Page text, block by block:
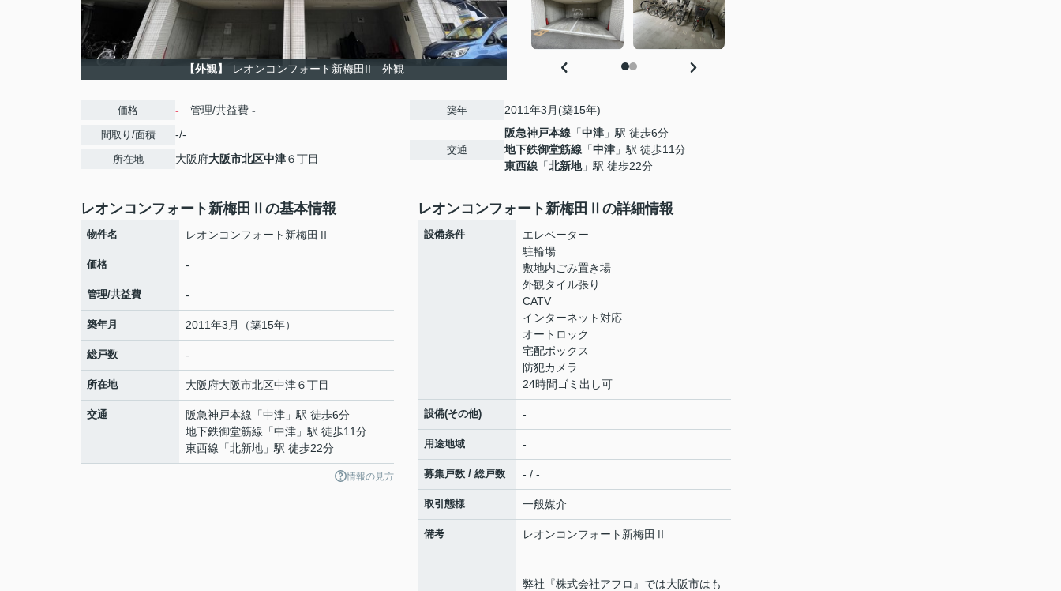
【外観】 レオンコンフォート新梅田II 外観
価格 - 管理/共益費 -
間取り/面積 -/-
所在地 大阪府大阪市北区中津６丁目
築年 2011年3月(築15年)
交通
阪急神戸本線 「中津 」駅 徒歩6分
地下鉄御堂筋線 「中津 」駅 徒歩11分
東西線 「北新地」駅 徒歩22分
レオンコンフォート新梅田Ⅱの基本情報
物件名 レオンコンフォート新梅田Ⅱ
価格 -
管理/共益費 -
築年月 2011年3月（築15年）
総戸数 -
所在地 大阪府大阪市北区中津６丁目
交通 阪急神戸本線 「中津 」駅 徒歩6分
地下鉄御堂筋線 「中津 」駅 徒歩11分
東西線 「北新地 」駅 徒歩22分
情報の見方
レオンコンフォート新梅田Ⅱの詳細情報
設備条件
エレベーター
駐輪場
敷地内ごみ置き場
外観タイル張り
CATV
インターネット対応
オートロック
宅配ボックス
防犯カメラ
24時間ゴミ出し可
設備(その他) -
用途地域 -
募集戸数 / 総戸数 - / -
取引態様 一般媒介
備考 レオンコンフォート新梅田Ⅱ
弊社『株式会社アフロ』では大阪市はも